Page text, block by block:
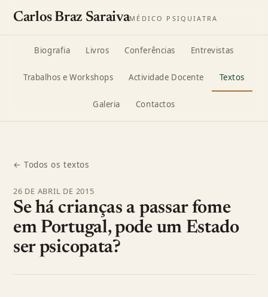
Carlos Braz SaraivaMÉDICO PSIQUIATRA
Biografia Livros Conferências Entrevistas
Trabalhos e Workshops Actividade Docente Textos
Galeria Contactos
← Todos os textos
26 DE ABRIL DE 2015
Se há crianças a passar fome
em Portugal, pode um Estado
ser psicopata?